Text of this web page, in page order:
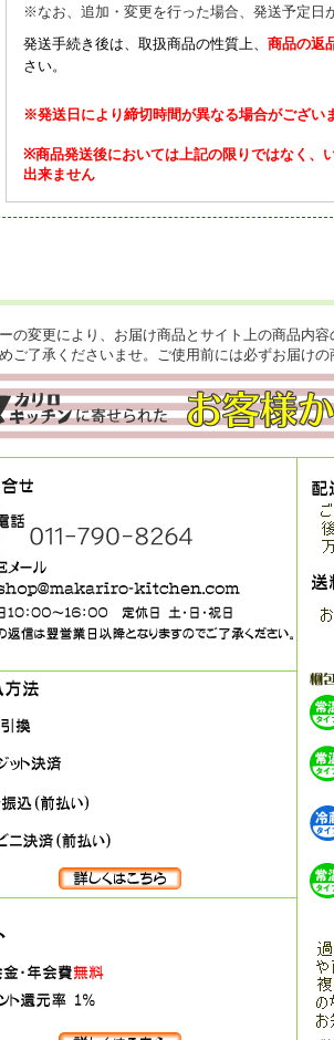
☆「2/13 Go to 北海道ごはん！！」 ☆
※なお、追加・変更を行った場合、発送予定日
発送手続き後は、取扱商品の性質上、 商品の返
さい。
※発送日により締切時間が異なる場合がござい
※商品発送後においては上記の限りではなく、
出来ません
の変更により、お届け商品とサイト上の商品内
ご了承くださいませ。ご使用前には必ずお届け